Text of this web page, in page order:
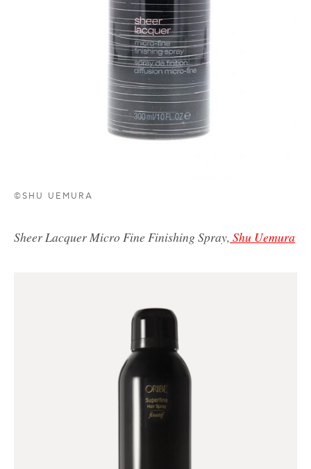
©SHU UEMURA
Sheer Lacquer Micro Fine Finishing Spray, Shu Uemura